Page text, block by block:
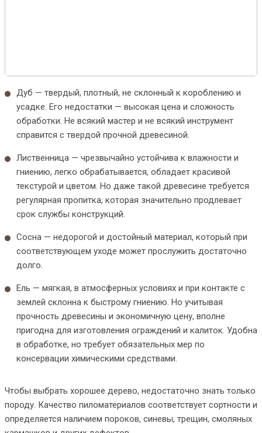
Дуб — твердый, плотный, не склонный к короблению и
усадке. Его недостатки — высокая цена и сложность
обработки. Не всякий мастер и не всякий инструмент
справится с твердой прочной древесиной.
Лиственница — чрезвычайно устойчива к влажности и
гниению, легко обрабатывается, обладает красивой
текстурой и цветом. Но даже такой древесине требуется
регулярная пропитка, которая значительно продлевает
срок службы конструкций.
Сосна — недорогой и достойный материал, который при
соответствующем уходе может прослужить достаточно
долго.
Ель — мягкая, в атмосферных условиях и при контакте с
землей склонна к быстрому гниению. Но учитывая
прочность древесины и экономичную цену, вполне
пригодна для изготовления ограждений и калиток. Удобна
в обработке, но требует обязательных мер по
консервации химическими средствами.
Чтобы выбрать хорошее дерево, недостаточно знать только
породу. Качество пиломатериалов соответствует сортности и
определяется наличием пороков, синевы, трещин, смоляных